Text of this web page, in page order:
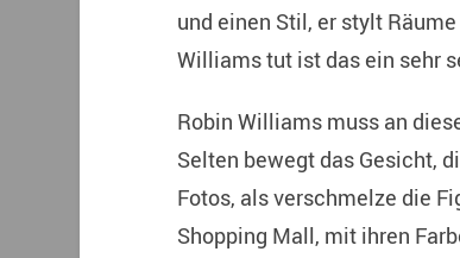
und einen Stil, er stylt
Williams tut ist das ein sehr
Robin Williams muss an
Selten bewegt das Gesicht,
Fotos, als verschmelze die
Shopping Mall, mit ihren